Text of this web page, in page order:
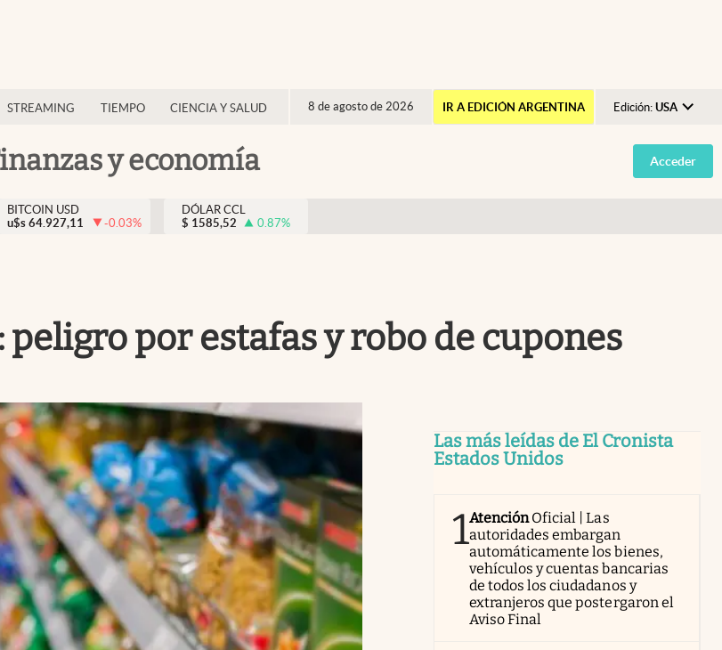
STREAMING TIEMPO CIENCIA Y SALUD 8 de agosto de 2026 IR A EDICIÓN ARGENTINA Edición: USA
Argentina
España
y economía Acceder
BITCOIN USD
u$s 64.927,11 -0.03%
DÓLAR CCL
$ 1585,52 0.87%
por estafas y robo de cupones
Las más leídas de El Cronista
Estados Unidos
1AtenciónOficial | Las
autoridades embargan
automáticamente los bienes,
vehículos y cuentas bancarias
de todos los ciudadanos y
extranjeros que postergaron el
Aviso Final